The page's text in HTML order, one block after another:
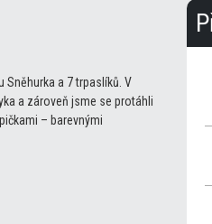
Sněhurka a 7 trpaslíků. V
a zároveň jsme se protáhli
– barevnými